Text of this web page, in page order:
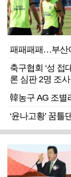
패패패패…부산
축구협회 ‘성 접
론 심판 2명 조사
韓농구 AG 조별
‘윤나고황’ 꿈